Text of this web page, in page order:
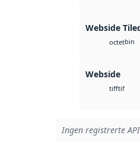
Webside
octetbin
Webside
tifftif
Ingen registrerte